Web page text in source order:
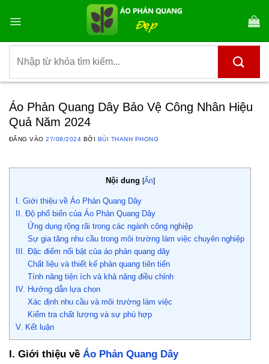
qua
dung
kiếm:
Áo Phản Quang Dây Bảo Vệ Công Nhân Hiệu
Quả Năm 2024
ĐĂNG VÀO27/08/2024 BỞI BÙI THANH PHONG
Nội dung [Ẩn]
I. Giới thiệu về Áo Phản Quang Dây
II. Độ phổ biến của Áo Phản Quang Dây
Ứng dụng rộng rãi trong các ngành công nghiệp
Sự gia tăng nhu cầu trong môi trường làm việc chuyên nghiệp
III. Đặc điểm nổi bật của áo phản quang dây
Chất liệu và thiết kế phản quang tiên tiến
Tính năng tiện ích và khả năng điều chỉnh
IV. Hướng dẫn lựa chọn
Xác định nhu cầu và môi trường làm việc
Kiểm tra chất lượng và sự phù hợp
V. Kết luận
I. Giới thiệu về Áo Phản Quang Dây